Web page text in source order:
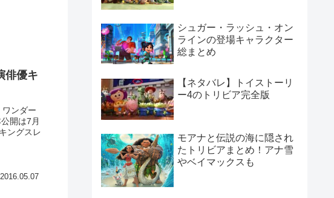
俳優キ
ワンダー
開は7月
ングスレ
2016.05.07
シュガー・ラッシュ・オン
ラインの登場キャラクター
総まとめ
【ネタバレ】トイストーリ
ー4のトリビア完全版
モアナと伝説の海に隠され
たトリビアまとめ！アナ雪
やベイマックスも